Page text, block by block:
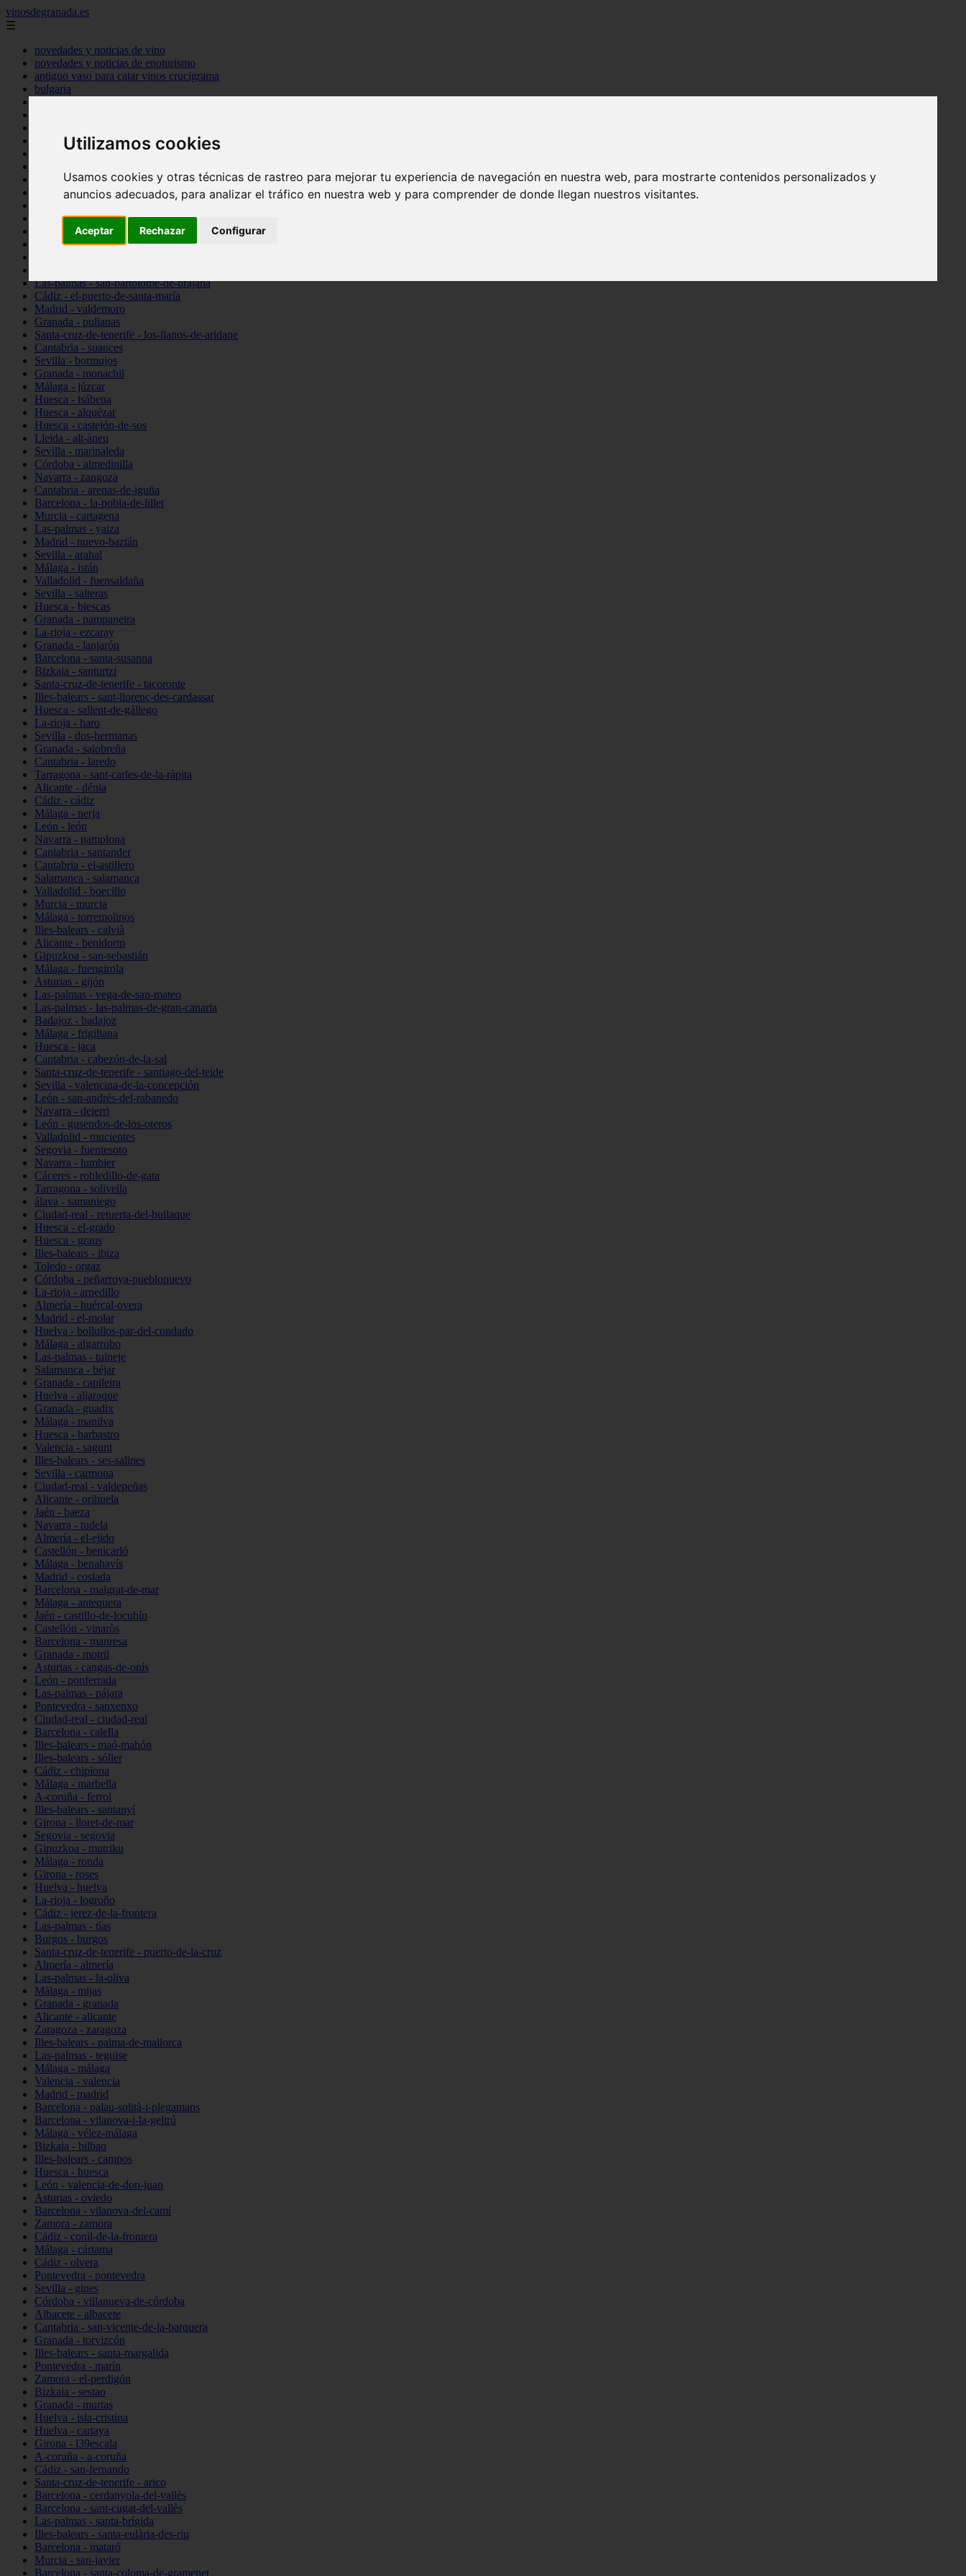
Utilizamos cookies
Usamos cookies y otras técnicas de rastreo para mejorar tu experiencia de navegación en nuestra web, para mostrarte contenidos personalizados y
anuncios adecuados, para analizar el tráfico en nuestra web y para comprender de donde llegan nuestros visitantes.
Aceptar Rechazar Configurar
vinosdegranada.es
☰
novedades y noticias de vino
novedades y noticias de enoturismo
antiguo vaso para catar vinos crucigrama
bulgaria
Córdoba - córdoba
Barcelona - barcelona
Ciudad-real - montiel
Santa-cruz-de-tenerife - guía-de-isora
La-rioja - casalarreina
Almería - roquetas-de-mar
Madrid - pozuelo-de-alarcón
Las-palmas - san-bartolomé-de-tirajana
Cádiz - el-puerto-de-santa-maría
Madrid - valdemoro
Granada - pulianas
Santa-cruz-de-tenerife - los-llanos-de-aridane
Cantabria - suances
Sevilla - bormujos
Granada - monachil
Málaga - júzcar
Huesca - isábena
Huesca - alquézar
Huesca - castejón-de-sos
Lleida - alt-àneu
Sevilla - marinaleda
Córdoba - almedinilla
Navarra - zangoza
Cantabria - arenas-de-iguña
Barcelona - la-pobla-de-lillet
Murcia - cartagena
Las-palmas - yaiza
Madrid - nuevo-baztán
Sevilla - arahal
Málaga - istán
Valladolid - fuensaldaña
Sevilla - salteras
Huesca - biescas
Granada - pampaneira
La-rioja - ezcaray
Granada - lanjarón
Barcelona - santa-susanna
Bizkaia - santurtzi
Santa-cruz-de-tenerife - tacoronte
Illes-balears - sant-llorenç-des-cardassar
Huesca - sallent-de-gállego
La-rioja - haro
Sevilla - dos-hermanas
Granada - salobreña
Cantabria - laredo
Tarragona - sant-carles-de-la-ràpita
Alicante - dénia
Cádiz - cádiz
Málaga - nerja
León - león
Navarra - pamplona
Cantabria - santander
Cantabria - el-astillero
Salamanca - salamanca
Valladolid - boecillo
Murcia - murcia
Málaga - torremolinos
Illes-balears - calvià
Alicante - benidorm
Gipuzkoa - san-sebastián
Málaga - fuengirola
Asturias - gijón
Las-palmas - vega-de-san-mateo
Las-palmas - las-palmas-de-gran-canaria
Badajoz - badajoz
Málaga - frigiliana
Huesca - jaca
Cantabria - cabezón-de-la-sal
Santa-cruz-de-tenerife - santiago-del-teide
Sevilla - valencina-de-la-concepción
León - san-andrés-del-rabanedo
Navarra - deierri
León - gusendos-de-los-oteros
Valladolid - mucientes
Segovia - fuentesoto
Navarra - lumbier
Cáceres - robledillo-de-gata
Tarragona - solivella
álava - samaniego
Ciudad-real - retuerta-del-bullaque
Huesca - el-grado
Huesca - graus
Illes-balears - ibiza
Toledo - orgaz
Córdoba - peñarroya-pueblonuevo
La-rioja - arnedillo
Almería - huércal-overa
Madrid - el-molar
Huelva - bollullos-par-del-condado
Málaga - algarrobo
Las-palmas - tuineje
Salamanca - béjar
Granada - capileira
Huelva - aljaraque
Granada - guadix
Málaga - manilva
Huesca - barbastro
Valencia - sagunt
Illes-balears - ses-salines
Sevilla - carmona
Ciudad-real - valdepeñas
Alicante - orihuela
Jaén - baeza
Navarra - tudela
Almería - el-ejido
Castellón - benicarló
Málaga - benahavís
Madrid - coslada
Barcelona - malgrat-de-mar
Málaga - antequera
Jaén - castillo-de-locubín
Castellón - vinaròs
Barcelona - manresa
Granada - motril
Asturias - cangas-de-onís
León - ponferrada
Las-palmas - pájara
Pontevedra - sanxenxo
Ciudad-real - ciudad-real
Barcelona - calella
Illes-balears - maó-mahón
Illes-balears - sóller
Cádiz - chipiona
Málaga - marbella
A-coruña - ferrol
Illes-balears - santanyí
Girona - lloret-de-mar
Segovia - segovia
Gipuzkoa - mutriku
Málaga - ronda
Girona - roses
Huelva - huelva
La-rioja - logroño
Cádiz - jerez-de-la-frontera
Las-palmas - tías
Burgos - burgos
Santa-cruz-de-tenerife - puerto-de-la-cruz
Almería - almería
Las-palmas - la-oliva
Málaga - mijas
Granada - granada
Alicante - alicante
Zaragoza - zaragoza
Illes-balears - palma-de-mallorca
Las-palmas - teguise
Málaga - málaga
Valencia - valencia
Madrid - madrid
Barcelona - palau-solità-i-plegamans
Barcelona - vilanova-i-la-geltrú
Málaga - vélez-málaga
Bizkaia - bilbao
Illes-balears - campos
Huesca - huesca
León - valencia-de-don-juan
Asturias - oviedo
Barcelona - vilanova-del-camí
Zamora - zamora
Cádiz - conil-de-la-frontera
Málaga - cártama
Cádiz - olvera
Pontevedra - pontevedra
Sevilla - gines
Córdoba - villanueva-de-córdoba
Albacete - albacete
Cantabria - san-vicente-de-la-barquera
Granada - torvizcón
Illes-balears - santa-margalida
Pontevedra - marín
Zamora - el-perdigón
Bizkaia - sestao
Granada - murtas
Huelva - isla-cristina
Huelva - cartaya
Girona - l39escala
A-coruña - a-coruña
Cádiz - san-fernando
Santa-cruz-de-tenerife - arico
Barcelona - cerdanyola-del-vallès
Barcelona - sant-cugat-del-vallès
Las-palmas - santa-brígida
Illes-balears - santa-eulària-des-riu
Barcelona - mataró
Murcia - san-javier
Barcelona - santa-coloma-de-gramenet